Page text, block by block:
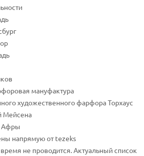
мануфактура
художественного фарфора Торхаус
Мейсена
Афры
напрямую от tezeks
не проводится. Актуальный список